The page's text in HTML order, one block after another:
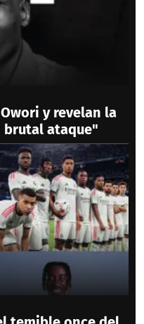
y revelan la
brutal ataque"